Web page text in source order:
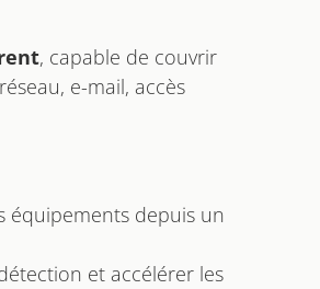
, capable de couvrir
e-mail, accès
équipements depuis un
et accélérer les